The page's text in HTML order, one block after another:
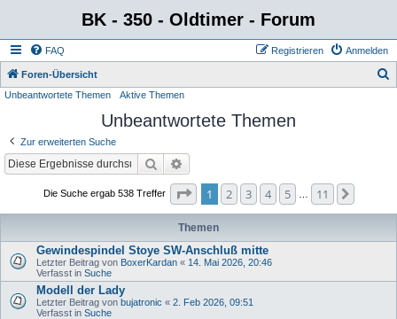
BK - 350 - Oldtimer - Forum
FAQ Anmelden
Registrieren
Foren-Übersicht
Unbeantwortete Themen Aktive Themen
Unbeantwortete Themen
Zur erweiterten Suche
Suche
Die Suche ergab 538 Treffer Seite von
1 2 3 4 5 11
Themen
Gewindespindel Stoye SW-Anschluß mitte
Letzter Beitrag von BoxerKardan « 14. Mai 2026, 20:46
Verfasst in Suche
Modell der Lady
Letzter Beitrag von bujatronic « 2. Feb 2026, 09:51
Verfasst in Suche